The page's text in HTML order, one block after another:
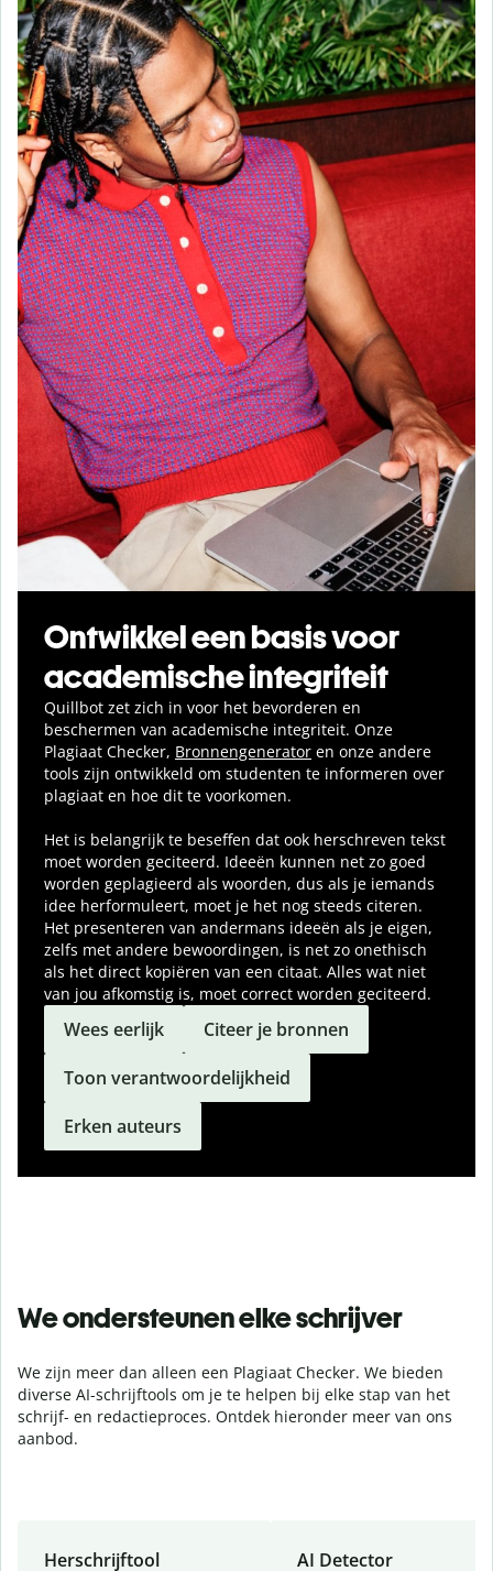
Ontwikkel een basis voor
academische integriteit
Quillbot zet zich in voor het bevorderen en
beschermen van academische integriteit. Onze
Plagiaat Checker, Bronnengenerator en onze andere
tools zijn ontwikkeld om studenten te informeren over
plagiaat en hoe dit te voorkomen.
Het is belangrijk te beseffen dat ook herschreven tekst
moet worden geciteerd. Ideeën kunnen net zo goed
worden geplagieerd als woorden, dus als je iemands
idee herformuleert, moet je het nog steeds citeren.
Het presenteren van andermans ideeën als je eigen,
zelfs met andere bewoordingen, is net zo onethisch
als het direct kopiëren van een citaat. Alles wat niet
van jou afkomstig is, moet correct worden geciteerd.
Wees eerlijk
Citeer je bronnen
Toon verantwoordelijkheid
Erken auteurs
We ondersteunen elke schrijver
We zijn meer dan alleen een Plagiaat Checker. We bieden
diverse AI-schrijftools om je te helpen bij elke stap van het
schrijf- en redactieproces. Ontdek hieronder meer van ons
aanbod.
Herschrijftool AI Detector